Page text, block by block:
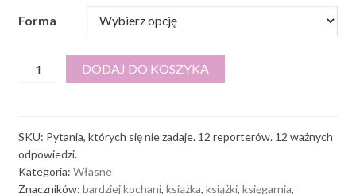
Forma
ilość
nie
zadaje.
12
DODAJ DO KOSZYKA
SKU: Pytania, których się nie zadaje. 12 reporterów. 12 ważnych
odpowiedzi.
Kategoria: Własne
Znaczników: bardziej kochani, książka, książki, księgarnia,